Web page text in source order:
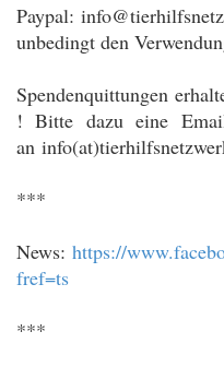
Paypal:
unbedingt den
Spendenquittungen
! Bitte dazu eine
an
***
News: https://
fref=ts
***